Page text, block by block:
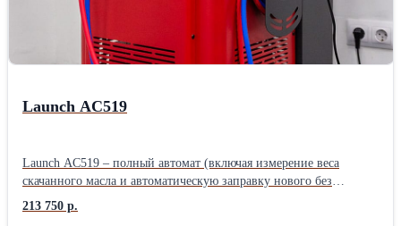
Launch AC519
Launch AC519 – полный автомат (включая измерение веса
скачанного масла и автоматическую заправку нового без
необходимости ручного подтверждения). Без ручных вентилей.
Подходит для работы с легковым, грузовым транспортом, а так
213 750 р.